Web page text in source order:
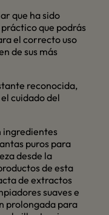
que ha sido
que podrás
el correcto uso
de sus más
reconocida,
cuidado del
ingredientes
puros para
desde la
de esta
de extractos
suaves e
prolongada para